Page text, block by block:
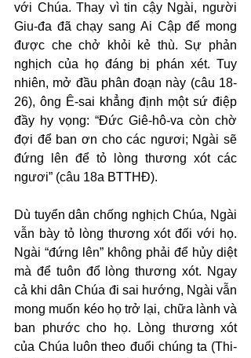
với Chúa. Thay vì tin cậy Ngài, người
Giu-đa đã chạy sang Ai Cập để mong
được che chở khỏi kẻ thù. Sự phản
nghịch của họ đáng bị phán xét. Tuy
nhiên, mở đầu phân đoạn này (câu 18-
26), ông Ê-sai khẳng định một sứ điệp
đầy hy vọng: “Đức Giê-hô-va còn chờ
đợi để ban ơn cho các ngươi; Ngài sẽ
đứng lên để tỏ lòng thương xót các
ngươi” (câu 18a BTTHĐ).
Dù tuyển dân chống nghịch Chúa, Ngài
vẫn bày tỏ lòng thương xót đối với họ.
Ngài “đứng lên” không phải để hủy diệt
mà để tuôn đổ lòng thương xót. Ngay
cả khi dân Chúa đi sai hướng, Ngài vẫn
mong muốn kéo họ trở lại, chữa lành và
ban phước cho họ. Lòng thương xót
của Chúa luôn theo đuổi chúng ta (Thi-